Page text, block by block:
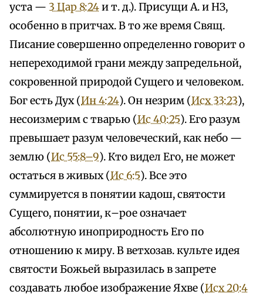
уста — 3 Цар 8:24и т. д.). Присущи А. и НЗ,
особенно в притчах. В то же время Свящ.
Писание совершенно определенно говорит о
непереходимой грани между запредельной,
сокровенной природой Сущего и человеком.
Бог есть Дух (Ин 4:24). Он незрим (Исх 33:23),
несоизмерим с тварью (Ис 40:25). Его разум
превышает разум человеческий, как небо —
землю (Ис 55:8–9). Кто видел Его, не может
остаться в живых (Ис 6:5). Все это
суммируется в понятии кадош, святости
Сущего, понятии, к–рое означает
абсолютную иноприродность Его по
отношению к миру. В ветхозав. культе идея
святости Божьей выразилась в запрете
создавать любое изображение Яхве (Исх 20:4